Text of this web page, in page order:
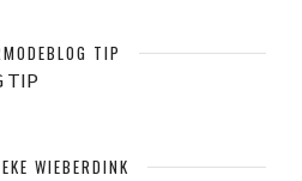
TIP
WIEBERDINK